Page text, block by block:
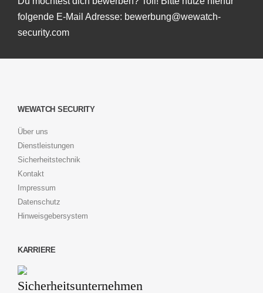
folgende E-Mail Adresse: bewerbung@wewatch-
security.com
WEWATCH SECURITY
Über uns
Dienstleistungen
Sicherheitstechnik
Kontakt
Impressum
Datenschutz
Hinweisgebersystem
KARRIERE